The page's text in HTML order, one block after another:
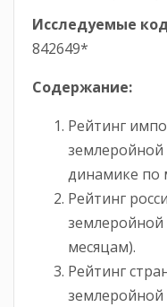
Исследуемые
842649*
Содержание:
Рейтинг
землеройной
динамике по
Рейтинг
землеройной
месяцам).
Рейтинг
землеройной